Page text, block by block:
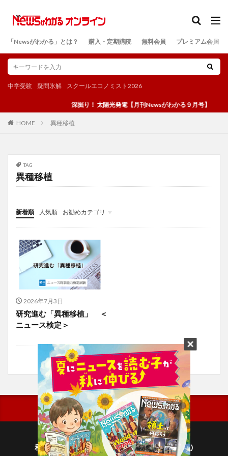
「Newsがわかる」とは？ 購入・定期購読 無料会員 プレミアム会員
中学受験 疑問氷解 スクールエコノミスト2026
深掘り！ 太陽光発電【月刊Newsがわかる９月号】
HOME 異種移植
TAG
異種移植
新着順 人気順
お勧めカテゴリ
投稿
学び
マンガ
電子書籍
2026年7月3日
研究進む「異種移植」 ＜
ニュース検定＞
利用規約
プライバシーポリシー(毎日新聞出版)
検索